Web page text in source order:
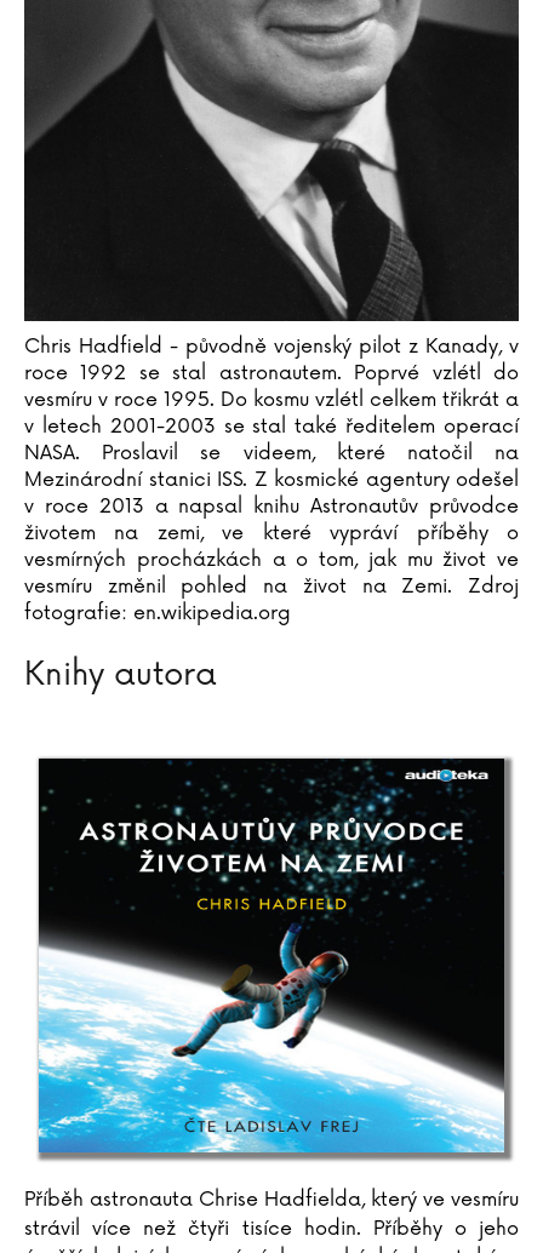
Ľubica Hroncová
Vanda Hybnerová
Chris Hadfield - původně vojenský pilot z Kanady, v
roce 1992 se stal astronautem. Poprvé vzlétl do
vesmíru v roce 1995. Do kosmu vzlétl celkem třikrát a
v letech 2001-2003 se stal také ředitelem operací
NASA. Proslavil se videem, které natočil na
Mezinárodní stanici ISS. Z kosmické agentury odešel
v roce 2013 a napsal knihu Astronautův průvodce
životem na zemi, ve které vypráví příběhy o
vesmírných procházkách a o tom, jak mu život ve
vesmíru změnil pohled na život na Zemi. Zdroj
fotografie: en.wikipedia.org
Knihy autora
Příběh astronauta Chrise Hadfielda, který ve vesmíru
strávil více než čtyři tisíce hodin. Příběhy o jeho